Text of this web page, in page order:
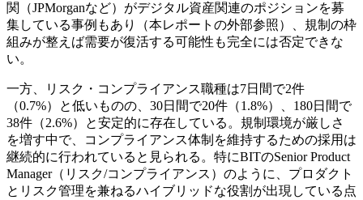
関（JPMorganなど）がデジタル資産関連のポジションを募
集している事例もあり（本レポートの外部参照）、規制の枠
組みが整えば需要が復活する可能性も完全には否定できな
い。
一方、リスク・コンプライアンス職種は7日間で2件
（0.7%）と低いものの、30日間で20件（1.8%）、180日間で
38件（2.6%）と安定的に存在している。規制環境が厳しさ
を増す中で、コンプライアンス体制を維持するための採用は
継続的に行われていると見られる。特にBITのSenior Product
Manager（リスク/コンプライアンス）のように、プロダクト
とリスク管理を兼ねるハイブリッドな役割が出現している点